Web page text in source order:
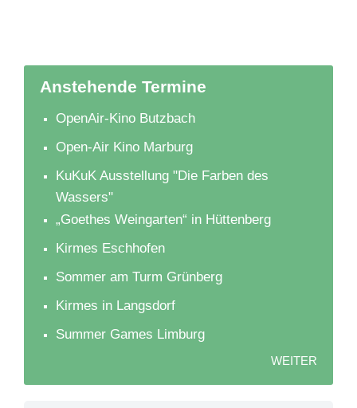
Anstehende Termine
OpenAir-Kino Butzbach
Open-Air Kino Marburg
KuKuK Ausstellung "Die Farben des
Wassers"
„Goethes Weingarten“ in Hüttenberg
Kirmes Eschhofen
Sommer am Turm Grünberg
Kirmes in Langsdorf
Summer Games Limburg
WEITER